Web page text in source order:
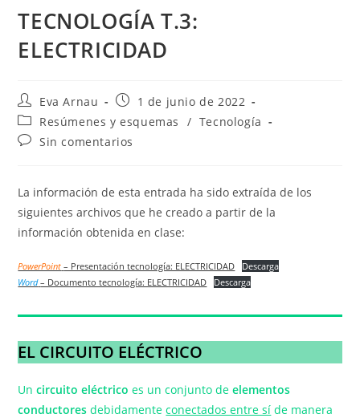
TECNOLOGÍA T.3:
ELECTRICIDAD
Autor
de
la
entrada:
Eva Arnau
Publicación
la
entrada:
1 de junio de 2022
Categoría
de
la
Resúmenes y esquemas / Tecnología
Comentarios
entrada:
Sin comentarios
La información de esta entrada ha sido extraída de los
siguientes archivos que he creado a partir de la
información obtenida en clase:
PowerPoint – Presentación tecnología: ELECTRICIDAD
Descarga
Word – Documento tecnología: ELECTRICIDAD Descarga
EL CIRCUITO ELÉCTRICO
Uncircuito eléctrico es un conjunto deelementos
conductores debidamenteconectados entre sí de manera